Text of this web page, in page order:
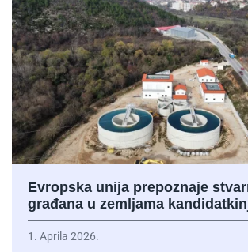
Evropska unija prepoznaje
građana u zemljama
1. Aprila 2026.